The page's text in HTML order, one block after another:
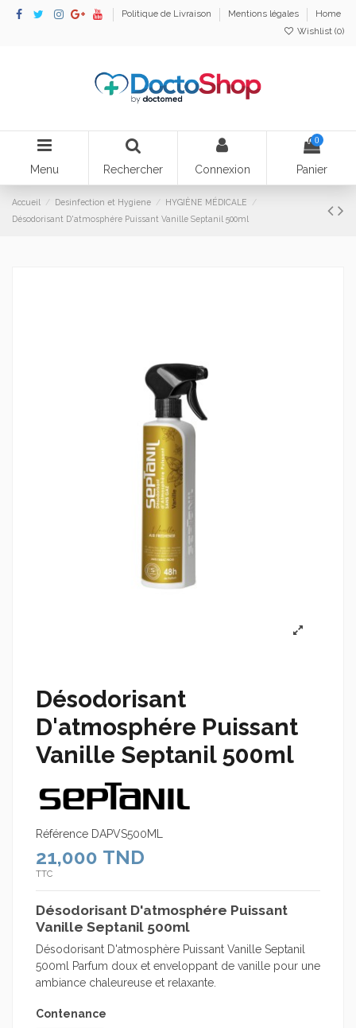
Politique de Livraison Mentions légales
Home
Wishlist (0)
Menu Rechercher Connexion
0
Panier
Accueil Desinfection et Hygiene
HYGIÈNE MÉDICALE
Désodorisant D'atmosphére Puissant Vanille Septanil 500ml
Désodorisant
D'atmosphére Puissant
Vanille Septanil 500ml
Référence DAPVS500ML
21,000 TND
TTC
Désodorisant D'atmosphére Puissant
Vanille Septanil 500ml
Désodorisant D'atmosphère Puissant Vanille Septanil
500ml Parfum doux et enveloppant de vanille pour une
ambiance chaleureuse et relaxante.
Contenance